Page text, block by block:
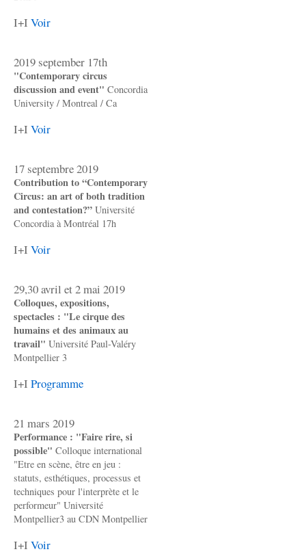
I+I Voir
2019 september 17th
"Contemporary circus
discussion and event" Concordia
University / Montreal / Ca
I+I Voir
17 septembre 2019
Contribution to “Contemporary
Circus: an art of both tradition
and contestation?” Université
Concordia à Montréal 17h
I+I Voir
29,30 avril et 2 mai 2019
Colloques, expositions,
spectacles : "Le cirque des
humains et des animaux au
travail" Université Paul-Valéry
Montpellier 3
I+I Programme
21 mars 2019
Performance : "Faire rire, si
possible" Colloque international
"Etre en scène, être en jeu :
statuts, esthétiques, processus et
techniques pour l'interprète et le
performeur" Université
Montpellier3 au CDN Montpellier
I+I Voir